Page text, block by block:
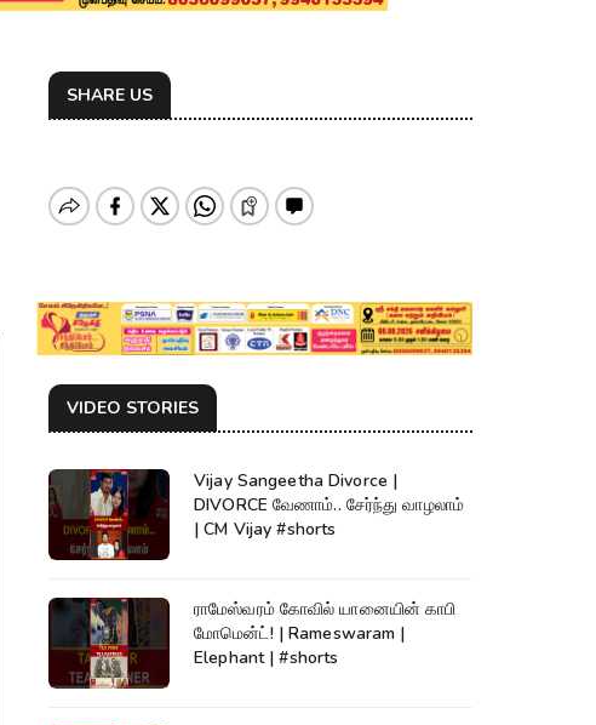
SHARE US
VIDEO STORIES
Vijay Sangeetha Divorce |
DIVORCE வேணாம்.. சேர்ந்து வாழலாம்
| CM Vijay #shorts
ராமேஸ்வரம் கோவில் யானையின் காபி
மோமென்ட்! | Rameswaram |
Elephant | #shorts